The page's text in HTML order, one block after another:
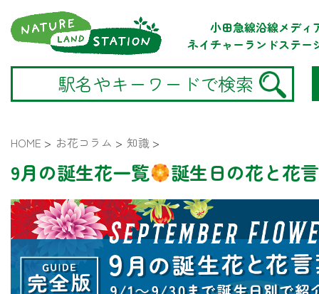
小田急線沿線メディ
ネイチャーランドステー
HOME > お花コラム > 知識 >
9月の誕生花一覧 誕生日の花と花